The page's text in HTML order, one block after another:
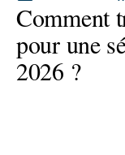
Comment
pour une
2026 ?